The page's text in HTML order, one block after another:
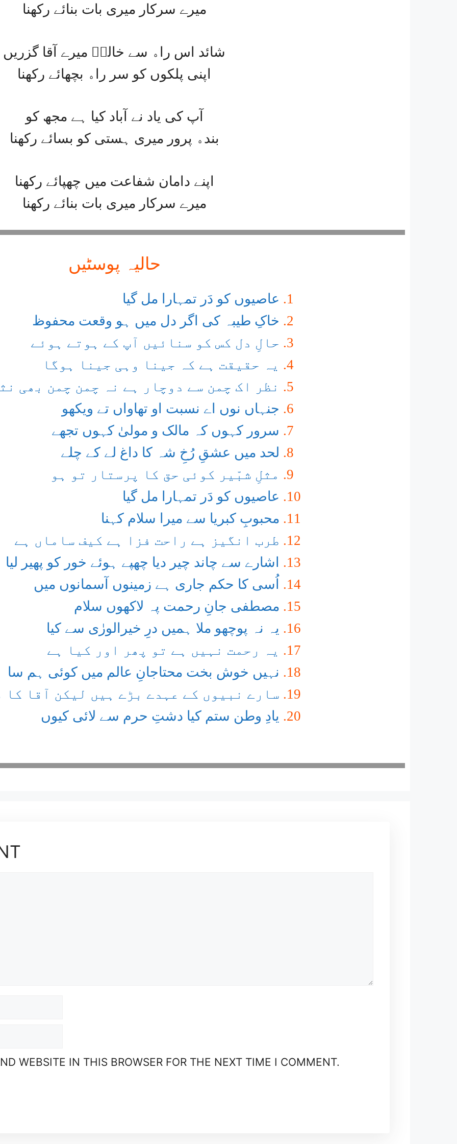
ﻣﯿﺮﮮ ﺳﺮﮐﺎﺭ ﻣﯿﺮﯼ ﺑﺎﺕ ﺑﻨﺎﺋﮯ ﺭﮐﮭﻨﺎ
ﺷﺎﺋﺪ ﺍﺱ ﺭﺍﮦ ﺳﮯ ﺧﺎﻟﺪؔ ﻣﯿﺮﮮ ﺁﻗﺎ ﮔﺰﺭﯾﮟ
ﺍﭘﻨﯽ ﭘﻠﮑﻮﮞ ﮐﻮ ﺳﺮ ﺭﺍﮦ ﺑﭽﮭﺎﺋﮯ ﺭﮐﮭﻨﺎ
ﺁﭖ ﮐﯽ ﯾﺎﺩ ﻧﮯ ﺁﺑﺎﺩ ﮐﯿﺎ ﮨﮯ ﻣﺠﮫ ﮐﻮ
ﺑﻨﺪﮦ ﭘﺮﻭﺭ ﻣﯿﺮﯼ ﮨﺴﺘﯽ ﮐﻮ ﺑﺴﺎﺋﮯ ﺭﮐﮭﻨﺎ
ﺍﭘﻨﮯ ﺩﺍﻣﺎﻥ ﺷﻔﺎﻋﺖ ﻣﯿﮟ ﭼﮭﭙﺎﺋﮯ ﺭﮐﮭﻨﺎ
ﻣﯿﺮﮮ ﺳﺮﮐﺎﺭ ﻣﯿﺮﯼ ﺑﺎﺕ ﺑﻨﺎﺋﮯ ﺭﮐﮭﻨﺎ
حالیہ پوسٹیں
عاصیوں کو دَر تمہارا مل گیا
خاکِ طیبہ کی اگر دل میں ہو وقعت محفوظ
حالِ دل کس کو سنائیں آپ کے ہوتے ہوئے
یہ حقیقت ہے کہ جینا وہی جینا ہوگا
نظر اک چمن سے دوچار ہے نہ چمن چمن بھی
جنہاں نوں اے نسبت او تھاواں تے ویکھو
سرور کہوں کہ مالک و مولیٰ کہوں تجھے
لحد میں عشقِ رُخِ شہ کا داغ لے کے چلے
مثلِ شبّیر کوئی حق کا پرستار تو ہو
عاصیوں کو دَر تمہارا مل گیا
محبوبِ کبریا سے میرا سلام کہنا
طرب انگیز ہے راحت فزا ہے کیف ساماں ہے
اشارے سے چاند چیر دیا چھپے ہوئے خور کو پھیر لیا ​
اُسی کا حکم جاری ہے زمینوں آسمانوں میں
مصطفی جانِ رحمت پہ لاکھوں سلام
یہ نہ پوچھو ملا ہمیں درِ خیرالورٰی سے کیا
یہ رحمت نہیں ہے تو پھر اور کیا ہے
نہیں خوش بخت محتاجانِ عالم میں کوئی ہم سا
سارے نبیوں کے عہدے بڑے ہیں لیکن آقا
یادِ وطن ستم کیا دشتِ حرم سے لائی کیوں
WEBSITE IN THIS BROWSER FOR THE NEXT TIME I COMMENT.